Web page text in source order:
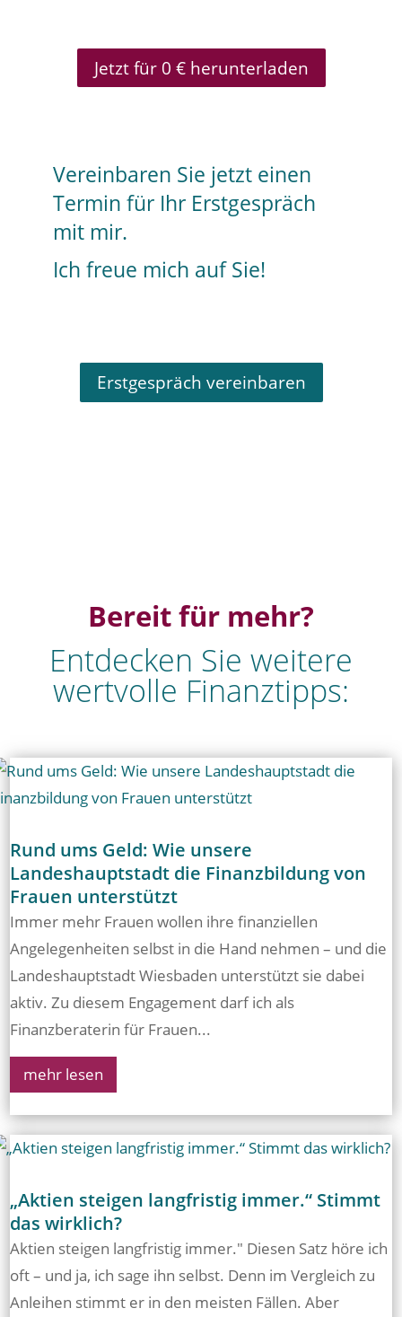
Jetzt für 0 € herunterladen
Vereinbaren Sie jetzt einen
Termin für Ihr Erstgespräch
mit mir.
Ich freue mich auf Sie!
Erstgespräch vereinbaren
Bereit für mehr?
Entdecken Sie weitere
wertvolle Finanztipps:
Rund ums Geld: Wie unsere
Landeshauptstadt die Finanzbildung von
Frauen unterstützt
Immer mehr Frauen wollen ihre finanziellen
Angelegenheiten selbst in die Hand nehmen – und die
Landeshauptstadt Wiesbaden unterstützt sie dabei
aktiv. Zu diesem Engagement darf ich als
Finanzberaterin für Frauen...
mehr lesen
„Aktien steigen langfristig immer.“ Stimmt
das wirklich?
Aktien steigen langfristig immer." Diesen Satz höre ich
oft – und ja, ich sage ihn selbst. Denn im Vergleich zu
Anleihen stimmt er in den meisten Fällen. Aber